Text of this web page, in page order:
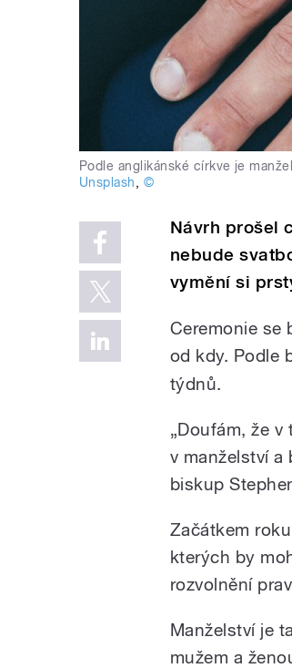
Podle anglikánské církve je
Unsplash, ©
Návrh prošel
nebude
vymění si
Ceremonie se
od kdy. Podle
týdnů.
„Doufám, že
v manželství a
biskup
Začátkem
kterých by
rozvolnění
Manželství je
mužem a